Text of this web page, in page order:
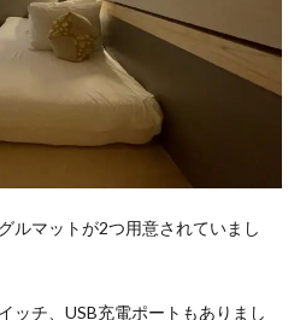
ルマットが2つ用意されていまし
ッチ、USB充電ポートもありまし